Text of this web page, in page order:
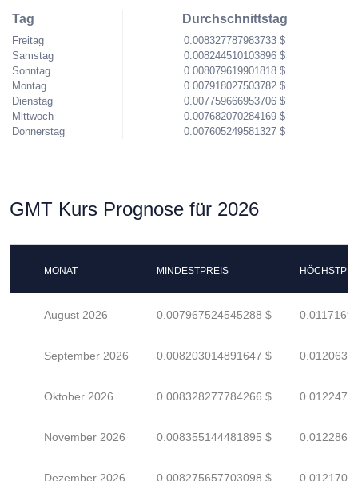
Tag
Freitag
Samstag
Sonntag
Montag
Dienstag
Mittwoch
Donnerstag
Durchschnittstag
0.008327787983733 $
0.008244510103896 $
0.008079619901818 $
0.007918027503782 $
0.007759666953706 $
0.007682070284169 $
0.007605249581327 $
GMT Kurs Prognose für 2026
MONAT MINDESTPREIS
August 2026 0.007967524545288 $
September 2026 0.008203014891647 $
Oktober 2026 0.008328277784266 $
November 2026 0.008355144481895 $
Dezember 2026 0.008275657703098 $